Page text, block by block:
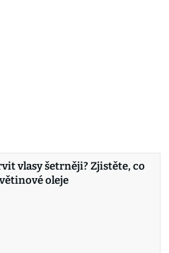
vlasy šetrněji? Zjistěte, co
oleje